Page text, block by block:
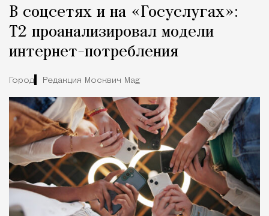
В соцсетях и на «Госуслугах»:
Т2 проанализировал модели
интернет-потребления
Город Редакция Москвич Mag